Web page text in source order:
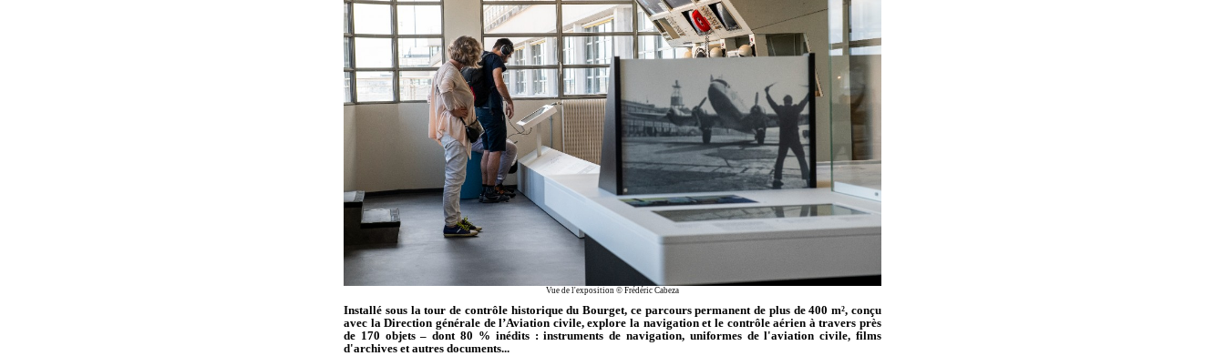
Vue de l'exposition © Frédéric Cabeza
Installé sous la tour de contrôle historique du Bourget, ce parcours permanent de plus de 400 m², conçu
avec la Direction générale de l’Aviation civile, explore la navigation et le contrôle aérien à travers près
de 170 objets – dont 80 % inédits : instruments de navigation, uniformes de l'aviation civile, films
d'archives et autres documents...